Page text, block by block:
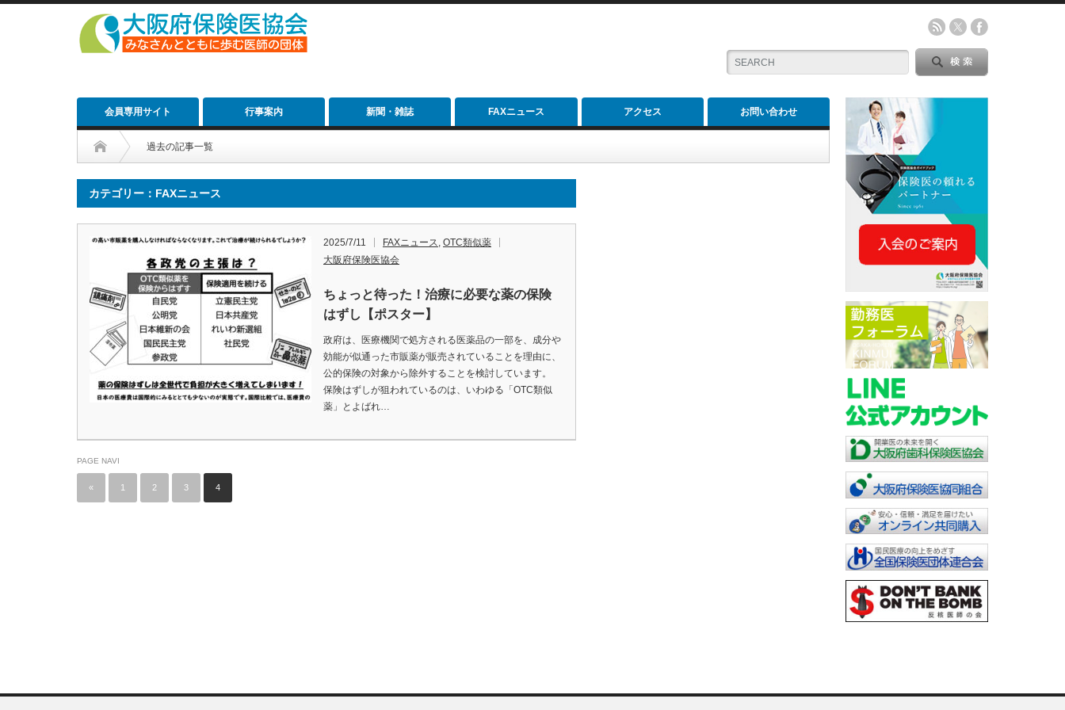
会員専用サイト 行事案内 新聞・雑誌 FAXニュース アクセス お問い合わせ
過去の記事一覧
カテゴリー：FAXニュース
2025/7/11 FAXニュース, OTC類似薬
大阪府保険医協会
ちょっと待った！治療に必要な薬の保険
はずし【ポスター】
政府は、医療機関で処方される医薬品の一部を、成分や
効能が似通った市販薬が販売されていることを理由に、
公的保険の対象から除外することを検討しています。
保険はずしが狙われているのは、いわゆる「OTC類似
薬」とよばれ…
PAGE NAVI
« 1 2 3 4